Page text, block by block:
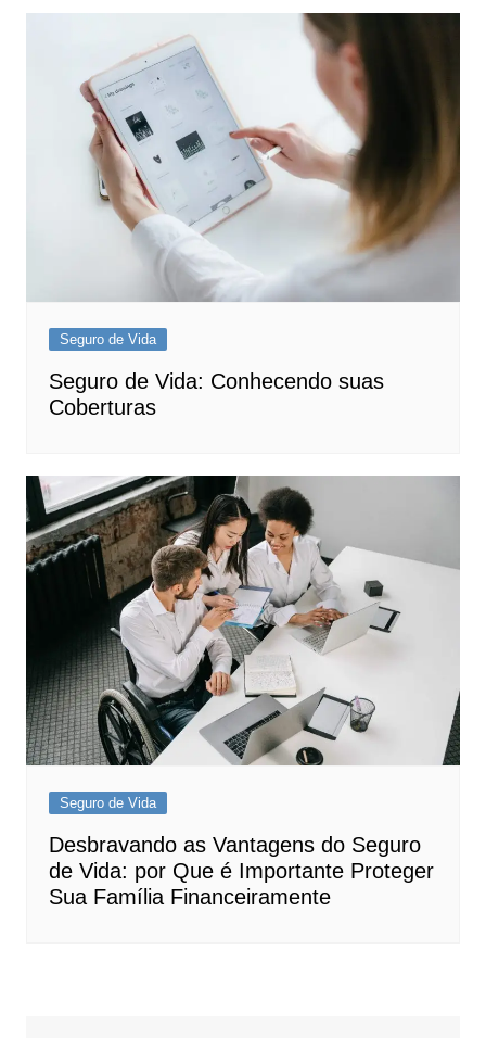
Seguro de Vida
Seguro de Vida: Conhecendo suas
Coberturas
Seguro de Vida
Desbravando as Vantagens do Seguro
de Vida: por Que é Importante Proteger
Sua Família Financeiramente